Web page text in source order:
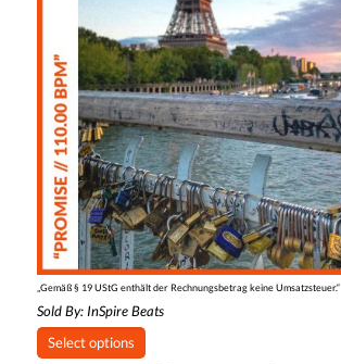
„Gemäß § 19 UStG enthält der Rechnungsbetrag keine Umsatzsteuer.“
Sold By: InSpire Beats
Select options